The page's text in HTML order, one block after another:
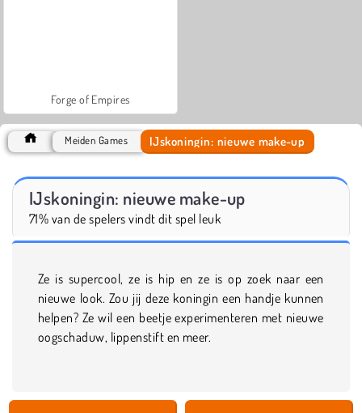
Forge of Empires
Meiden Games IJskoningin: nieuwe make-up
IJskoningin: nieuwe make-up
71% van de spelers vindt dit spel leuk
Ze is supercool, ze is hip en ze is op zoek naar een
nieuwe look. Zou jij deze koningin een handje kunnen
helpen? Ze wil een beetje experimenteren met nieuwe
oogschaduw, lippenstift en meer.